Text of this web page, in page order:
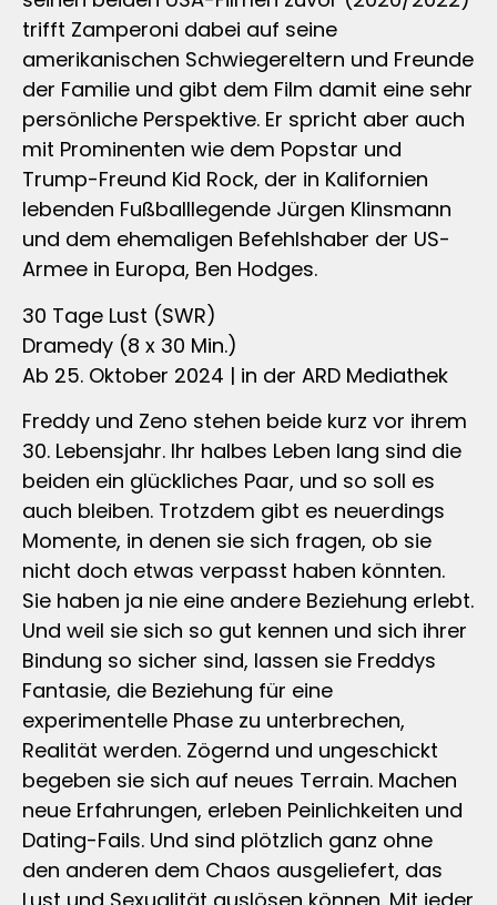
trifft Zamperoni dabei auf seine
amerikanischen Schwiegereltern und Freunde
der Familie und gibt dem Film damit eine sehr
persönliche Perspektive. Er spricht aber auch
mit Prominenten wie dem Popstar und
Trump-Freund Kid Rock, der in Kalifornien
lebenden Fußballlegende Jürgen Klinsmann
und dem ehemaligen Befehlshaber der US-
Armee in Europa, Ben Hodges.
30 Tage Lust (SWR)
Dramedy (8 x 30 Min.)
Ab 25. Oktober 2024 | in der ARD Mediathek
Freddy und Zeno stehen beide kurz vor ihrem
30. Lebensjahr. Ihr halbes Leben lang sind die
beiden ein glückliches Paar, und so soll es
auch bleiben. Trotzdem gibt es neuerdings
Momente, in denen sie sich fragen, ob sie
nicht doch etwas verpasst haben könnten.
Sie haben ja nie eine andere Beziehung erlebt.
Und weil sie sich so gut kennen und sich ihrer
Bindung so sicher sind, lassen sie Freddys
Fantasie, die Beziehung für eine
experimentelle Phase zu unterbrechen,
Realität werden. Zögernd und ungeschickt
begeben sie sich auf neues Terrain. Machen
neue Erfahrungen, erleben Peinlichkeiten und
Dating-Fails. Und sind plötzlich ganz ohne
den anderen dem Chaos ausgeliefert, das